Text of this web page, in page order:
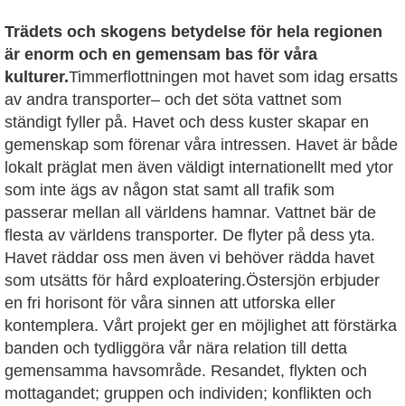
Trädets och skogens betydelse för hela regionen
är enorm och en gemensam bas för våra
kulturer.Timmerflottningen mot havet som idag ersatts
av andra transporter– och det söta vattnet som
ständigt fyller på. Havet och dess kuster skapar en
gemenskap som förenar våra intressen. Havet är både
lokalt präglat men även väldigt internationellt med ytor
som inte ägs av någon stat samt all trafik som
passerar mellan all världens hamnar. Vattnet bär de
flesta av världens transporter. De flyter på dess yta.
Havet räddar oss men även vi behöver rädda havet
som utsätts för hård exploatering.Östersjön erbjuder
en fri horisont för våra sinnen att utforska eller
kontemplera. Vårt projekt ger en möjlighet att förstärka
banden och tydliggöra vår nära relation till detta
gemensamma havsområde. Resandet, flykten och
mottagandet; gruppen och individen; konflikten och